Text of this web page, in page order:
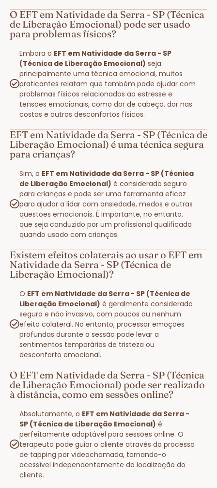
O EFT em Natividade da Serra - SP (Técnica
de Liberação Emocional) pode ser usado
para problemas físicos?
Embora o EFT em Natividade da Serra - SP
(Técnica de Liberação Emocional) seja
principalmente uma técnica emocional, muitos
praticantes relatam que também pode ajudar com
problemas físicos relacionados ao estresse e
tensões emocionais, como dor de cabeça, dor nas
costas e outros desconfortos físicos.
EFT em Natividade da Serra - SP (Técnica de
Liberação Emocional) é uma técnica segura
para crianças?
Sim, o EFT em Natividade da Serra - SP (Técnica
de Liberação Emocional) é considerado seguro
para crianças e pode ser uma ferramenta eficaz
para ajudar a lidar com ansiedade, medos e outras
questões emocionais. É importante, no entanto,
que seja conduzido por um profissional qualificado
quando usado com crianças.
Existem efeitos colaterais ao usar o EFT em
Natividade da Serra - SP (Técnica de
Liberação Emocional)?
O EFT em Natividade da Serra - SP (Técnica de
Liberação Emocional) é geralmente considerado
seguro e não invasivo, com poucos ou nenhum
efeito colateral. No entanto, processar emoções
profundas durante a sessão pode levar a
sentimentos temporários de tristeza ou
desconforto emocional.
O EFT em Natividade da Serra - SP (Técnica
de Liberação Emocional) pode ser realizado
à distância, como em sessões online?
Absolutamente, o EFT em Natividade da Serra -
SP (Técnica de Liberação Emocional) é
perfeitamente adaptável para sessões online. O
terapeuta pode guiar o cliente através do processo
de tapping por videochamada, tornando-o
acessível independentemente da localização do
cliente.